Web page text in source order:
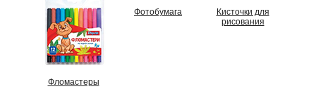
Фломастеры
Фотобумага
Кисточки для
рисования